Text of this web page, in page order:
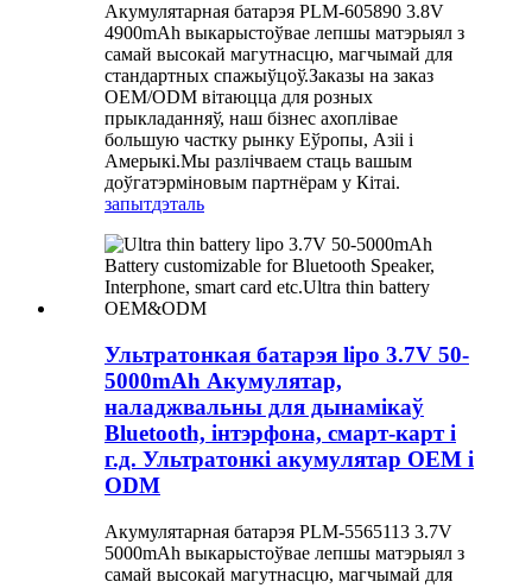
Акумулятарная батарэя PLM-605890 3.8V
4900mAh выкарыстоўвае лепшы матэрыял з
самай высокай магутнасцю, магчымай для
стандартных спажыўцоў.Заказы на заказ
OEM/ODM вітаюцца для розных
прыкладанняў, наш бізнес ахоплівае
большую частку рынку Еўропы, Азіі і
Амерыкі.Мы разлічваем стаць вашым
доўгатэрміновым партнёрам у Кітаі.
запытдэталь
Ультратонкая батарэя lipo 3.7V 50-
5000mAh Акумулятар,
наладжвальны для дынамікаў
Bluetooth, інтэрфона, смарт-карт і
г.д. Ультратонкі акумулятар OEM і
ODM
Акумулятарная батарэя PLM-5565113 3.7V
5000mAh выкарыстоўвае лепшы матэрыял з
самай высокай магутнасцю, магчымай для